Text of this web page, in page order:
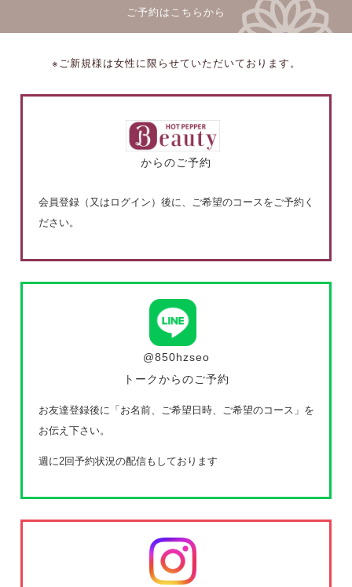
ご予約はこちらから
※ご新規様は女性に限らせていただいております。
からのご予約
会員登録（又はログイン）後に、ご希望のコースをご予約く
ださい。
@850hzseo
トークからのご予約
お友達登録後に「お名前、ご希望日時、ご希望のコース」を
お伝え下さい。
週に2回予約状況の配信もしております